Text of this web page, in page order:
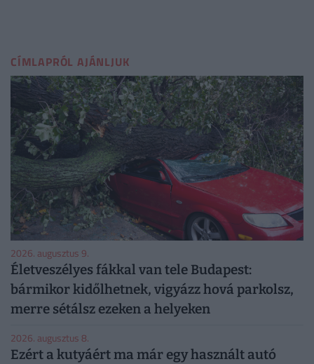
CÍMLAPRÓL AJÁNLJUK
2026. augusztus 9.
Életveszélyes fákkal van tele Budapest:
bármikor kidőlhetnek, vigyázz hová parkolsz,
merre sétálsz ezeken a helyeken
2026. augusztus 8.
Ezért a kutyáért ma már egy használt autó